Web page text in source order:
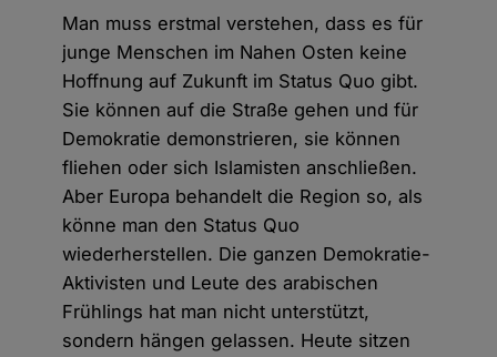
Man muss erstmal verstehen, dass es für
junge Menschen im Nahen Osten keine
Hoffnung auf Zukunft im Status Quo gibt.
Sie können auf die Straße gehen und für
Demokratie demonstrieren, sie können
fliehen oder sich Islamisten anschließen.
Aber Europa behandelt die Region so, als
könne man den Status Quo
wiederherstellen. Die ganzen Demokratie-
Aktivisten und Leute des arabischen
Frühlings hat man nicht unterstützt,
sondern hängen gelassen. Heute sitzen